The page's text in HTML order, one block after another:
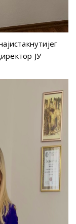
ЈУ